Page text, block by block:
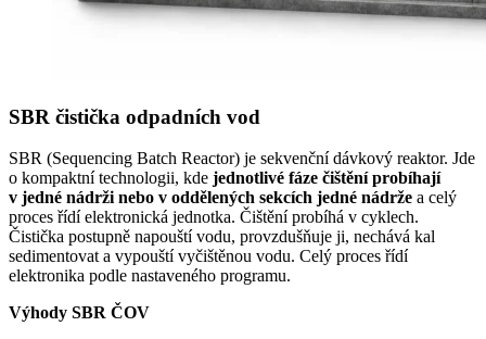
SBR čistička odpadních vod
SBR (Sequencing Batch Reactor) je sekvenční dávkový reaktor. Jde
o kompaktní technologii, kde jednotlivé fáze čištění probíhají
v jedné nádrži nebo v oddělených sekcích jedné nádrže a celý
proces řídí elektronická jednotka. Čištění probíhá v cyklech.
Čistička postupně napouští vodu, provzdušňuje ji, nechává kal
sedimentovat a vypouští vyčištěnou vodu. Celý proces řídí
elektronika podle nastaveného programu.
Výhody SBR ČOV